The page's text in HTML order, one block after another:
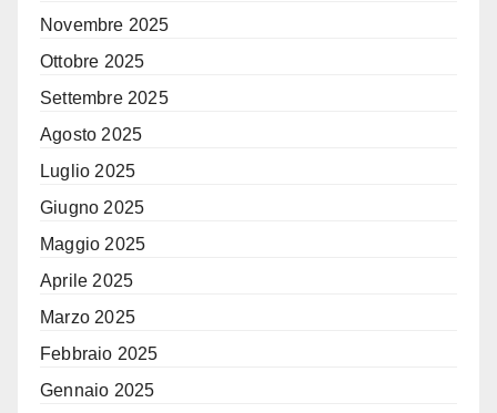
Novembre 2025
Ottobre 2025
Settembre 2025
Agosto 2025
Luglio 2025
Giugno 2025
Maggio 2025
Aprile 2025
Marzo 2025
Febbraio 2025
Gennaio 2025